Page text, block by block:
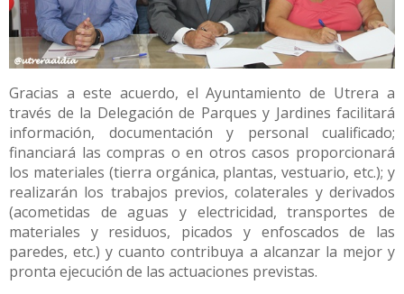
Gracias a este acuerdo, el Ayuntamiento de Utrera a
través de la Delegación de Parques y Jardines facilitará
información, documentación y personal cualificado;
financiará las compras o en otros casos proporcionará
los materiales (tierra orgánica, plantas, vestuario, etc.); y
realizarán los trabajos previos, colaterales y derivados
(acometidas de aguas y electricidad, transportes de
materiales y residuos, picados y enfoscados de las
paredes, etc.) y cuanto contribuya a alcanzar la mejor y
pronta ejecución de las actuaciones previstas.